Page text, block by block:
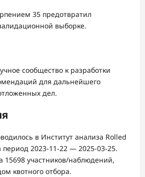
35 предотвратил
выборке.
сообщество к разработки
для дальнейшего
дел.
в Институт анализа Rolled
2023-11-22 — 2025-03-25.
15698 участников/наблюдений,
квотного отбора.